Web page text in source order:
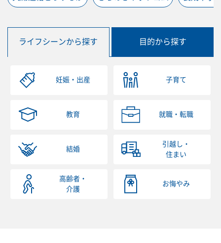
ライフシーンから探す 目的から探す
妊娠・出産 子育て
教育 就職・転職
結婚
引越し・
住まい
高齢者・
介護
お悔やみ